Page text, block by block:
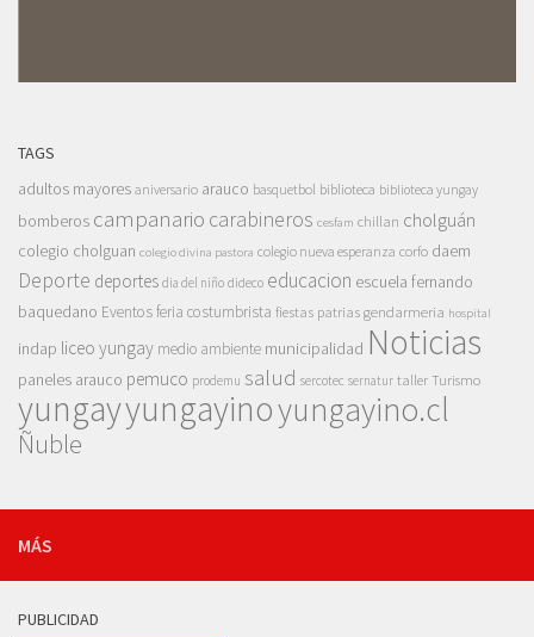
TAGS
adultos mayores aniversario arauco basquetbol biblioteca biblioteca yungay
bomberos campanario carabineros cesfam chillan cholguán
colegio cholguan colegio divina pastora colegio nueva esperanza corfo daem
Deporte deportes dia del niño dideco educacion escuela fernando
baquedano Eventosferia costumbrista fiestas patrias gendarmeria hospital
indap liceo yungay medio ambiente municipalidad Noticias
paneles arauco pemuco prodemu salud sercotec sernatur taller Turismo
yungayyungayinoyungayino.cl
Ñuble
MÁS
PUBLICIDAD